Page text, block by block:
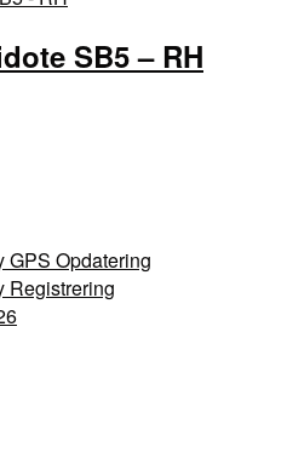
SB5 – RH
GPS Opdatering
Registrering